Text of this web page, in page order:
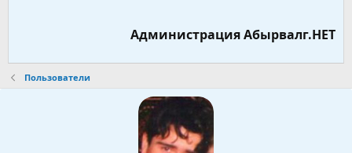
Администрация Абырвалг.НЕТ
Пользователи